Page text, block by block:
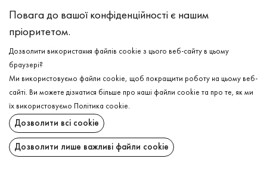
Бавовна - 95%, Еластан - 5%
Прання в холодній воді (до 30 ° C)
Відбілювання заборонено
Прасувати при середній температурі
Щадний віджим і сушка
Щадна хімчистка
ДОСТАВКА
ПОВЕРНЕННЯ
Повага до вашої конфіденційності є нашим
пріоритетом.
Дозволити використання файлів cookie з цього веб-сайту в цьому
браузері?
Ми використовуємо файли cookie, щоб покращити роботу на цьому веб-
сайті. Ви можете дізнатися більше про наші файли cookie та про те, як ми
їх використовуємо
Політика cookie.
Дозволити всі cookie
Дозволити лише важливі файли cookie